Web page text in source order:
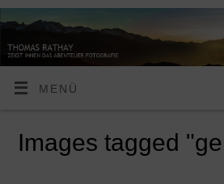
MENÜ
Images tagged